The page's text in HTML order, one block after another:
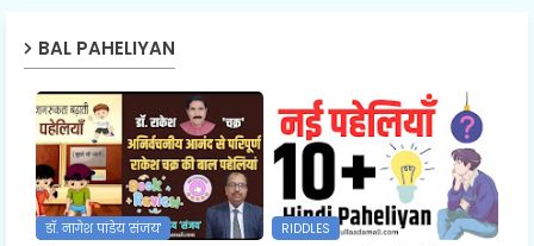
BAL PAHELIYAN
डॉ. नागेश पांडेय 'संजय' RIDDLES